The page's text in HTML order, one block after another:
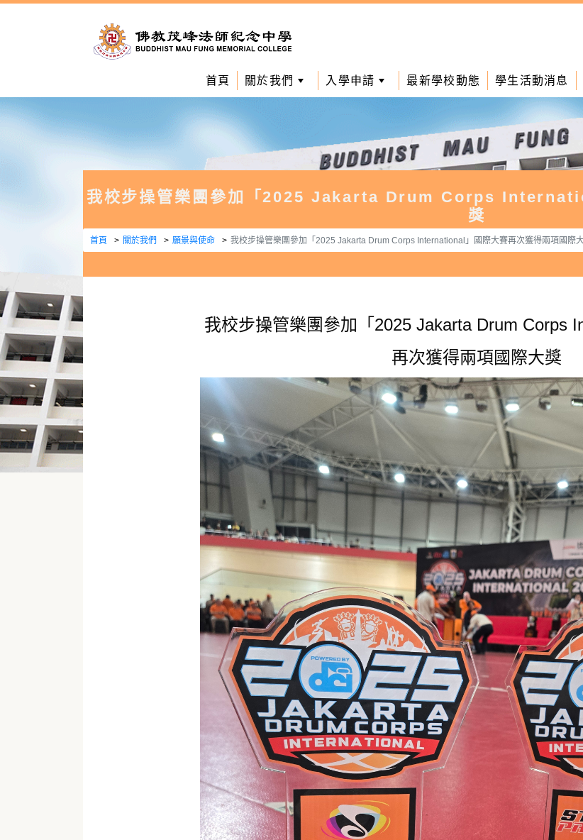
首頁 關於我們 入學申請 最新學校動態 學生活動消息
我校步操管樂團參加「2025 Jakarta Drum Corps
獎
首頁 關於我們 願景與使命 我校步操管樂團參加「2025 Jakarta Drum Corps International」國際大賽再次獲得兩項國際
我校步操管樂團參加「2025 Jakarta Drum Corps
再次獲得兩項國際大獎